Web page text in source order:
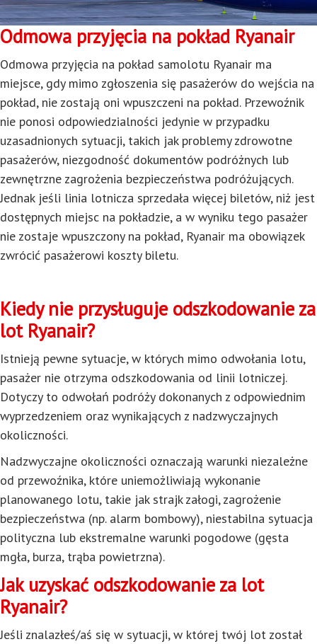
Odmowa przyjęcia na pokład Ryanair
Odmowa przyjęcia na pokład samolotu Ryanair ma
miejsce, gdy mimo zgłoszenia się pasażerów do wejścia na
pokład, nie zostają oni wpuszczeni na pokład. Przewoźnik
nie ponosi odpowiedzialności jedynie w przypadku
uzasadnionych sytuacji, takich jak problemy zdrowotne
pasażerów, niezgodność dokumentów podróżnych lub
zewnętrzne zagrożenia bezpieczeństwa podróżujących.
Jednak jeśli linia lotnicza sprzedała więcej biletów, niż jest
dostępnych miejsc na pokładzie, a w wyniku tego pasażer
nie zostaje wpuszczony na pokład, Ryanair ma obowiązek
zwrócić pasażerowi koszty biletu.
Kiedy nie przysługuje odszkodowanie za
lot Ryanair?
Istnieją pewne sytuacje, w których mimo odwołania lotu,
pasażer nie otrzyma odszkodowania od linii lotniczej.
Dotyczy to odwołań podróży dokonanych z odpowiednim
wyprzedzeniem oraz wynikających z nadzwyczajnych
okoliczności.
Nadzwyczajne okoliczności oznaczają warunki niezależne
od przewoźnika, które uniemożliwiają wykonanie
planowanego lotu, takie jak strajk załogi, zagrożenie
bezpieczeństwa (np. alarm bombowy), niestabilna sytuacja
polityczna lub ekstremalne warunki pogodowe (gęsta
mgła, burza, trąba powietrzna).
Jak uzyskać odszkodowanie za lot
Ryanair?
Jeśli znalazłeś/aś się w sytuacji, w której twój lot został